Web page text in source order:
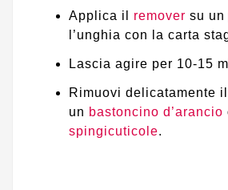
Applica il remover su un
l’unghia con la carta
Lascia agire per 10-15
Rimuovi delicatamente
un bastoncino d’arancio
spingicuticole.